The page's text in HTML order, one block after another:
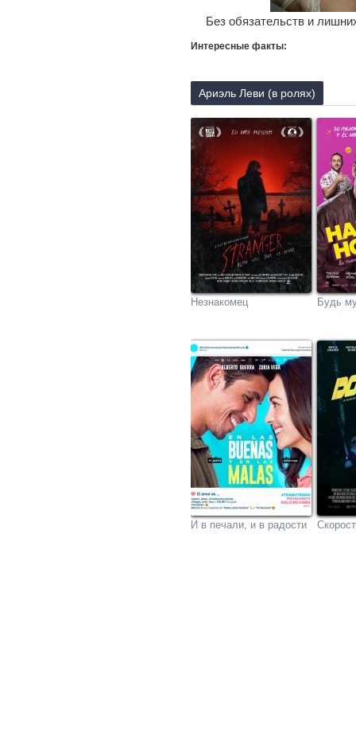
Без обязательств и
Интересные факты:
Ариэль Леви (в ролях)
Незнакомец Будь
И в печали, и в радости